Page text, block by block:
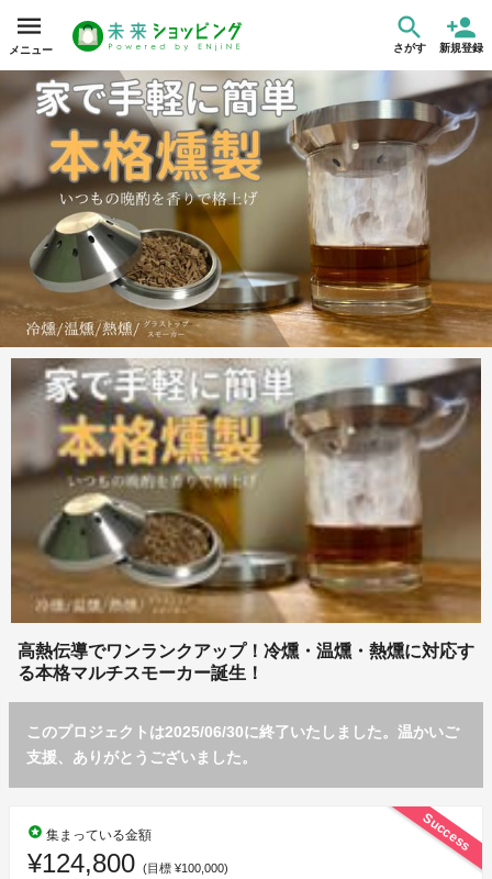
メニュー さがす 新規登録
高熱伝導でワンランクアップ！冷燻・温燻・熱燻に対応す
る本格マルチスモーカー誕生！
このプロジェクトは2025/06/30に終了いたしました。温かいご
支援、ありがとうございました。
Success
stars 集まっている金額
¥124,800 (目標 ¥100,000)